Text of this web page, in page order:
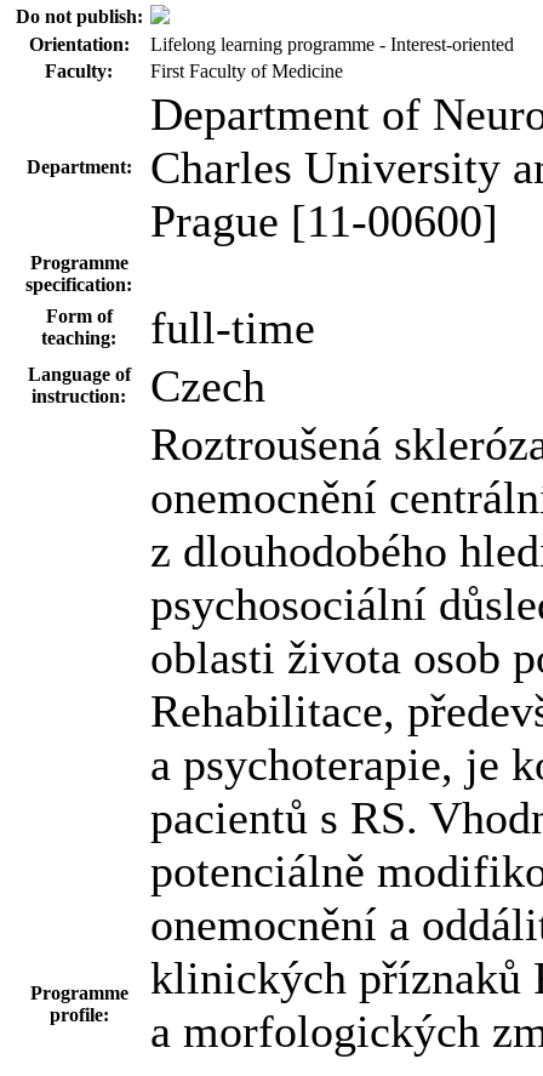
Do not publish:
Orientation:
Lifelong learning programme - Interest-oriented
Faculty:
First Faculty of Medicine
Department:
Department of
Charles University
Prague [11-00600]
Programme
specification:
Form of
teaching:
full-time
Language of
instruction:
Czech
Programme
profile:
Roztroušená
onemocnění
z dlouhodobého
psychosociální
oblasti života osob
Rehabilitace,
a psychoterapie, je
pacientů s RS.
potenciálně
onemocnění a
klinických příznaků
a morfologických